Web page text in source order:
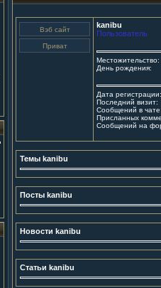
kanibu
Пользователь
Местожительство:
День рождения:
Дата регистрации:
Последний визит:
Сообщений в
Присланных
Сообщений на
Темы kanibu
Посты kanibu
Новости kanibu
Статьи kanibu